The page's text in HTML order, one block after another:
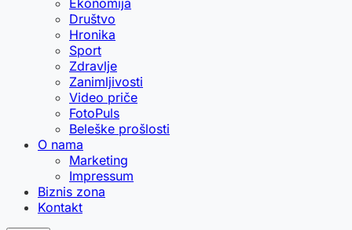
Ekonomija
Društvo
Hronika
Sport
Zdravlje
Zanimljivosti
Video priče
FotoPuls
Beleške prošlosti
O nama
Marketing
Impressum
Biznis zona
Kontakt